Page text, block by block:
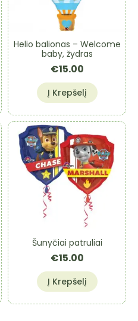
Helio balionas – Welcome
baby, žydras
€15.00
Į Krepšelį
Šunyčiai patruliai
€15.00
Į Krepšelį